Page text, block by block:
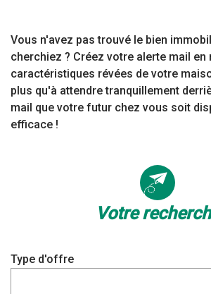
Vous n'avez pas trouvé le bien
cherchiez ? Créez votre alerte mail en
caractéristiques révées de votre
plus qu'à attendre tranquillement
mail que votre futur chez vous soit
efficace !
votre
Type d'offre